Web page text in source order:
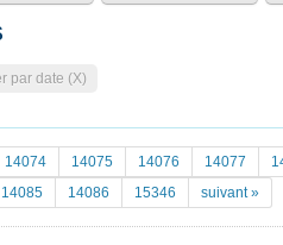
clés
l'Assemblée ... )
par date (X)
14074 14075 14076 14077
14085 14086 15346 suivant »